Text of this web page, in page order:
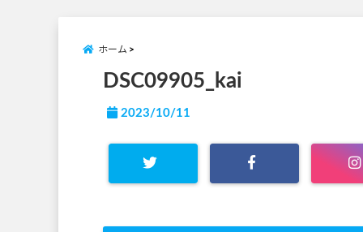
ホーム
DSC09905_kai
2023/10/11